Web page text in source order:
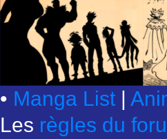
• Manga List |
Les règles du